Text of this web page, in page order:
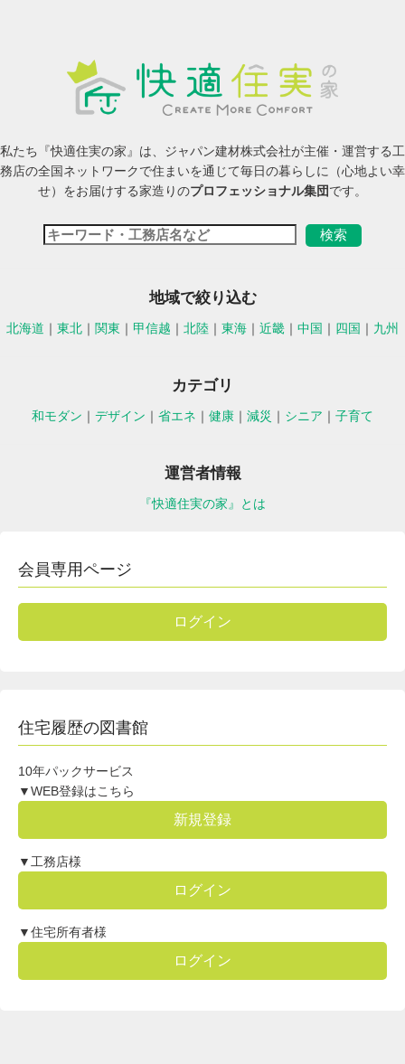
私たち『快適住実の家』は、ジャパン建材株式会社が主催・運営する工
務店の全国ネットワークで住まいを通じて毎日の暮らしに（心地よい幸
せ）をお届けする家造りのプロフェッショナル集団です。
地域で絞り込む
北海道 ｜ 東北 ｜ 関東 ｜ 甲信越 ｜ 北陸 ｜ 東海 ｜ 近畿 ｜ 中国 ｜ 四国 ｜ 九州
カテゴリ
和モダン ｜ デザイン ｜ 省エネ ｜ 健康 ｜ 減災 ｜ シニア ｜ 子育て
運営者情報
『快適住実の家』とは
会員専用ページ
ログイン
住宅履歴の図書館
10年パックサービス
▼WEB登録はこちら
新規登録
▼工務店様
ログイン
▼住宅所有者様
ログイン